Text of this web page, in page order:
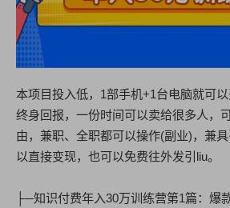
本项目投入低，1部手机+1台电脑就可
终身回报，一份时间可以卖给很多人，
由，兼职、全职都可以操作(副业)，兼
以直接变现，也可以免费往外发引liu。
├─知识付费年入30万训练营第1篇：爆